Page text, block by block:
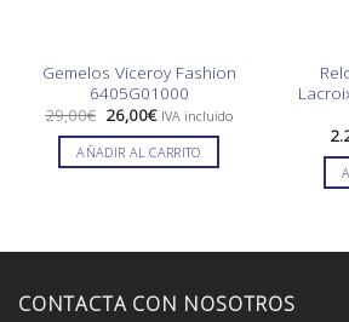
Gemelos Viceroy Fashion
6405G01000
29,00€ El
precio
original
era:
29,00€.
26,00€El
precio
actual
es:
26,00€.
IVA incluido
AÑADIR AL CARRITO
CONTACTA CON NOSOTROS